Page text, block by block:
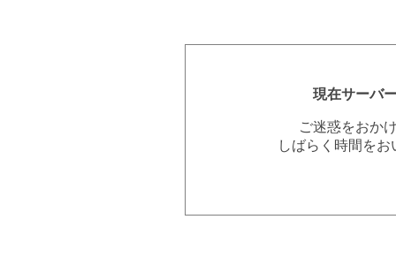
現在サーバ
ご迷惑をおか
しばらく時間を